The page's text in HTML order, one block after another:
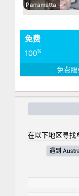
Parramatta
免费
100%
免费服
在以下地区寻找
遇到